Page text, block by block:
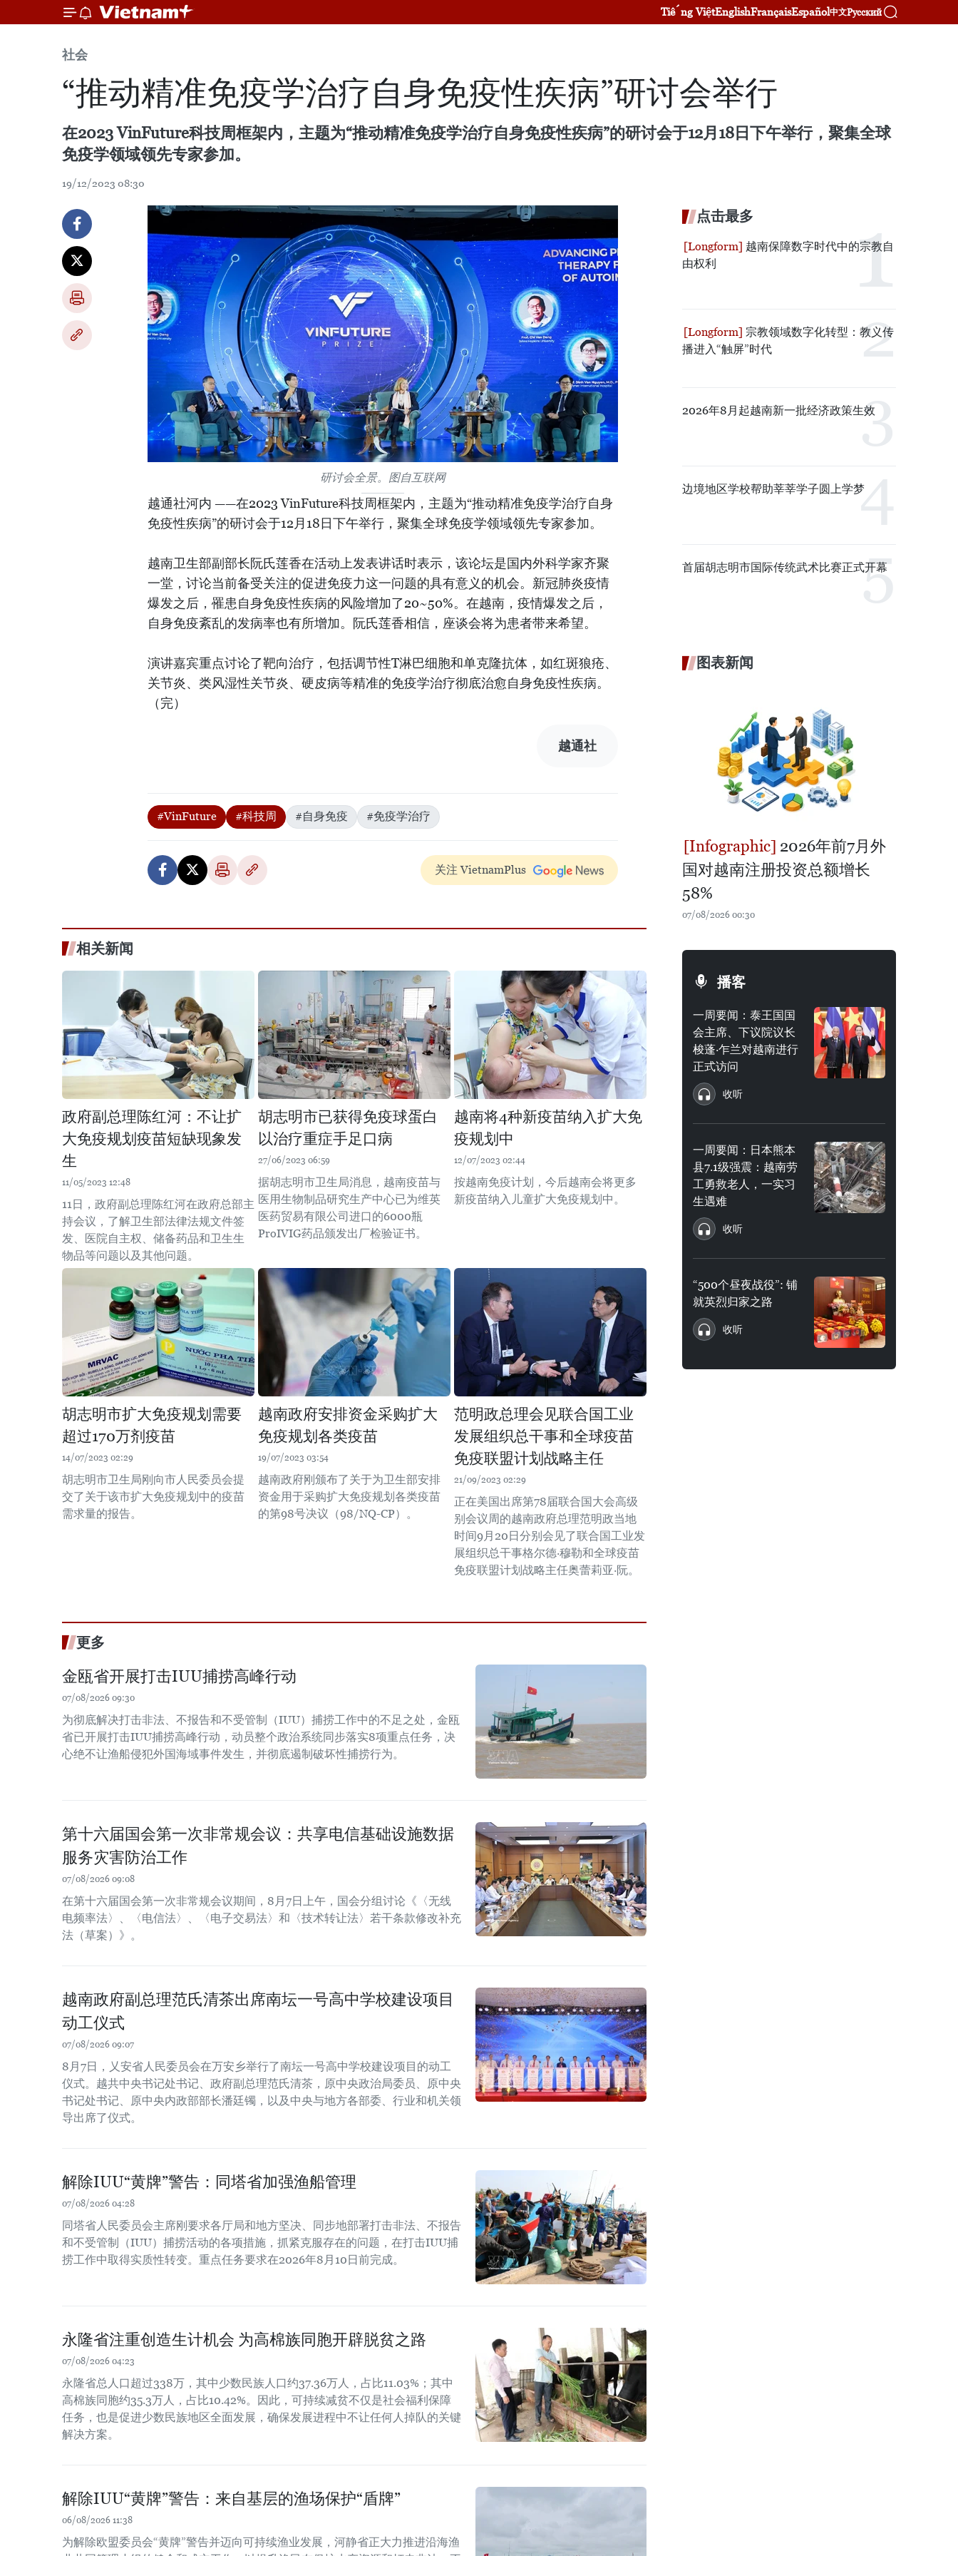
Tiếng ViệtEnglishFrançaisEspañol中文Русский
社会
“推动精准免疫学治疗自身免疫性疾病”研讨会举行
在2023 VinFuture科技周框架内，主题为“推动精准免疫学治疗自身免疫性疾病”的研讨会于12月18日下午举行，聚集全球
免疫学领域领先专家参加。
19/12/2023 08:30
研讨会全景。图自互联网
越通社河内 ——在2023 VinFuture科技周框架内，主题为“推动精准免疫学治疗自身
免疫性疾病”的研讨会于12月18日下午举行，聚集全球免疫学领域领先专家参加。
越南卫生部副部长阮氏莲香在活动上发表讲话时表示，该论坛是国内外科学家齐聚
一堂，讨论当前备受关注的促进免疫力这一问题的具有意义的机会。新冠肺炎疫情
爆发之后，罹患自身免疫性疾病的风险增加了20~50%。在越南，疫情爆发之后，
自身免疫紊乱的发病率也有所增加。阮氏莲香相信，座谈会将为患者带来希望。
演讲嘉宾重点讨论了靶向治疗，包括调节性T淋巴细胞和单克隆抗体，如红斑狼疮、
关节炎、类风湿性关节炎、硬皮病等精准的免疫学治疗彻底治愈自身免疫性疾病。
（完）
越通社
#VinFuture #科技周 #自身免疫 #免疫学治疗
关注 VietnamPlus
相关新闻
政府副总理陈红河：不让扩
大免疫规划疫苗短缺现象发
生
11/05/2023 12:48
11日，政府副总理陈红河在政府总部主
持会议，了解卫生部法律法规文件签
发、医院自主权、储备药品和卫生生
物品等问题以及其他问题。
胡志明市已获得免疫球蛋白
以治疗重症手足口病
27/06/2023 06:59
据胡志明市卫生局消息，越南疫苗与
医用生物制品研究生产中心已为维英
医药贸易有限公司进口的6000瓶
ProIVIG药品颁发出厂检验证书。
越南将4种新疫苗纳入扩大免
疫规划中
12/07/2023 02:44
按越南免疫计划，今后越南会将更多
新疫苗纳入儿童扩大免疫规划中。
胡志明市扩大免疫规划需要
超过170万剂疫苗
14/07/2023 02:29
胡志明市卫生局刚向市人民委员会提
交了关于该市扩大免疫规划中的疫苗
需求量的报告。
越南政府安排资金采购扩大
免疫规划各类疫苗
19/07/2023 03:54
越南政府刚颁布了关于为卫生部安排
资金用于采购扩大免疫规划各类疫苗
的第98号决议（98/NQ-CP）。
范明政总理会见联合国工业
发展组织总干事和全球疫苗
免疫联盟计划战略主任
21/09/2023 02:29
正在美国出席第78届联合国大会高级
别会议周的越南政府总理范明政当地
时间9月20日分别会见了联合国工业发
展组织总干事格尔德·穆勒和全球疫苗
免疫联盟计划战略主任奥蕾莉亚·阮。
更多
金瓯省开展打击IUU捕捞高峰行动
07/08/2026 09:30
为彻底解决打击非法、不报告和不受管制（IUU）捕捞工作中的不足之处，金瓯
省已开展打击IUU捕捞高峰行动，动员整个政治系统同步落实8项重点任务，决
心绝不让渔船侵犯外国海域事件发生，并彻底遏制破坏性捕捞行为。
第十六届国会第一次非常规会议：共享电信基础设施数据
服务灾害防治工作
07/08/2026 09:08
在第十六届国会第一次非常规会议期间，8月7日上午，国会分组讨论《〈无线
电频率法〉、〈电信法〉、〈电子交易法〉和〈技术转让法〉若干条款修改补充
法（草案）》。
越南政府副总理范氏清茶出席南坛一号高中学校建设项目
动工仪式
07/08/2026 09:07
8月7日，乂安省人民委员会在万安乡举行了南坛一号高中学校建设项目的动工
仪式。越共中央书记处书记、政府副总理范氏清茶，原中央政治局委员、原中央
书记处书记、原中央内政部部长潘廷镯，以及中央与地方各部委、行业和机关领
导出席了仪式。
解除IUU“黄牌”警告：同塔省加强渔船管理
07/08/2026 04:28
同塔省人民委员会主席刚要求各厅局和地方坚决、同步地部署打击非法、不报告
和不受管制（IUU）捕捞活动的各项措施，抓紧克服存在的问题，在打击IUU捕
捞工作中取得实质性转变。重点任务要求在2026年8月10日前完成。
永隆省注重创造生计机会 为高棉族同胞开辟脱贫之路
07/08/2026 04:23
永隆省总人口超过338万，其中少数民族人口约37.36万人，占比11.03%；其中
高棉族同胞约35.3万人，占比10.42%。因此，可持续减贫不仅是社会福利保障
任务，也是促进少数民族地区全面发展，确保发展进程中不让任何人掉队的关键
解决方案。
解除IUU“黄牌”警告：来自基层的渔场保护“盾牌”
06/08/2026 11:38
为解除欧盟委员会“黄牌”警告并迈向可持续渔业发展，河静省正大力推进沿海渔
点击最多
越南保障数字时代中的宗教自
由权利
宗教领域数字化转型：教义传
播进入“触屏”时代
2026年8月起越南新一批经济政策生效
边境地区学校帮助莘莘学子圆上学梦
首届胡志明市国际传统武术比赛正式开幕
图表新闻
2026年前7月外
国对越南注册投资总额增长
58%
07/08/2026 00:30
播客
一周要闻：泰王国国
会主席、下议院议长
梭蓬·乍兰对越南进行
正式访问
收听
一周要闻：日本熊本
县7.1级强震：越南劳
工勇救老人，一实习
生遇难
收听
“500个昼夜战役”: 铺
就英烈归家之路
收听